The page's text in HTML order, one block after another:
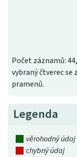
Počet záznamů:
vybraný čtverec
pramenů.
Legenda
věrohodný údaj
chybný údaj